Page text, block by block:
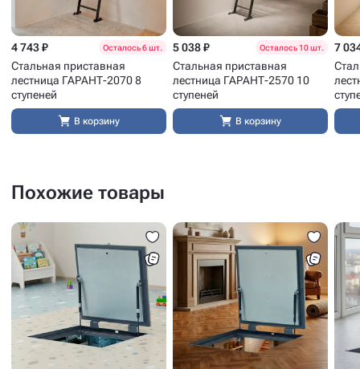
4 743 ₽ Осталось 6 шт.
Стальная приставная
лестница ГАРАНТ-2070 8
ступеней
В корзину
5 038 ₽ Осталось 10 шт.
Стальная приставная
лестница ГАРАНТ-2570 10
ступеней
В корзину
7
Похожие товары